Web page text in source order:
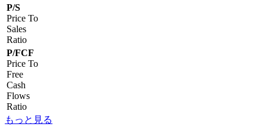
P/S
Price To
Sales
Ratio
P/FCF
Price To
Free
Cash
Flows
Ratio
もっと見る